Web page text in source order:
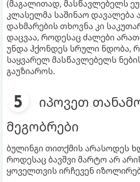
(მაგალითად, მასწავლებელს
კლასელმა საშინაო დავალება
დახმარების თხოვნა კი
დაცვაა, როდესაც ძალები
უნდა ჰქონდეს სრული ნდობა,
საყვარელ მასწავლებელს
გაუზიაროს.
იპოვეთ
მეგობრები
ბულინგი თითქმის არასოდეს
როდესაც ბავშვი მარტო არ
ყოველთვის ირჩევენ